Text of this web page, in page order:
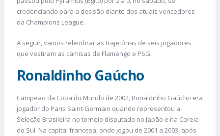
credenciando para a decisão diante dos atuais vencedores
da Champions League.
A seguir, vamos relembrar as trajetórias de seis jogadores
que vestiram as camisas de Flamengo e PSG.
Ronaldinho Gaúcho
Campeão da Copa do Mundo de 2002, Ronaldinho Gaúcho era
jogador do Paris Saint-Germain quando representou a
Seleção Brasileira no torneio disputado no Japão e na Coreia
do Sul. Na capital francesa, onde jogou de 2001 a 2003, após